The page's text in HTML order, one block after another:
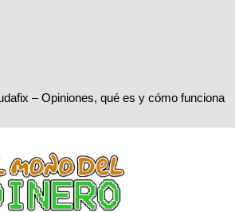
– Opiniones, qué es y cómo funciona